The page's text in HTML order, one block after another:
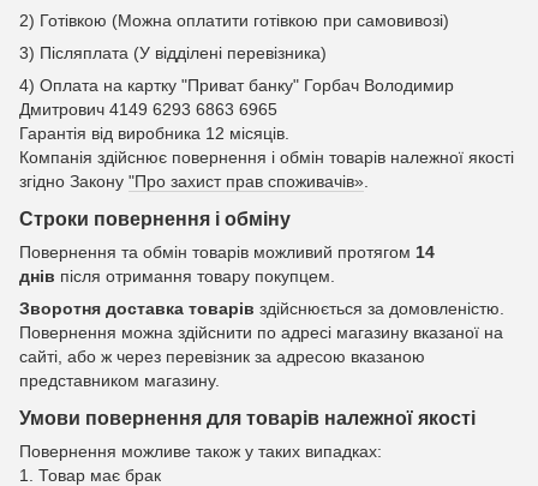
2) Готівкою (Можна оплатити готівкою при самовивозі)
3) Післяплата (У відділені перевізника)
4) Оплата на картку "Приват банку" Горбач Володимир
Дмитрович 4149 6293 6863 6965
Гарантія від виробника 12 місяців.
Компанія здійснює повернення і обмін товарів належної якості
згідно Закону "Про захист прав споживачів».
Строки повернення і обміну
Повернення та обмін товарів можливий протягом 14
днів після отримання товару покупцем.
Зворотня доставка товарів здійснюється за домовленістю.
Повернення можна здійснити по адресі магазину вказаної на
сайті, або ж через перевізник за адресою вказаною
представником магазину.
Умови повернення для товарів належної якості
Повернення можливе також у таких випадках:
1. Товар має брак